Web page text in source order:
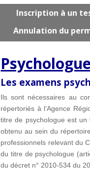
Inscription à un
Annulation du
Les examens
Ils sont nécessaires au
répertoriés à l’Agence
titre de psychologue est
obtenu au sein du
professionnels relevant du
du titre de psychologue
du décret n° 2010-534 du